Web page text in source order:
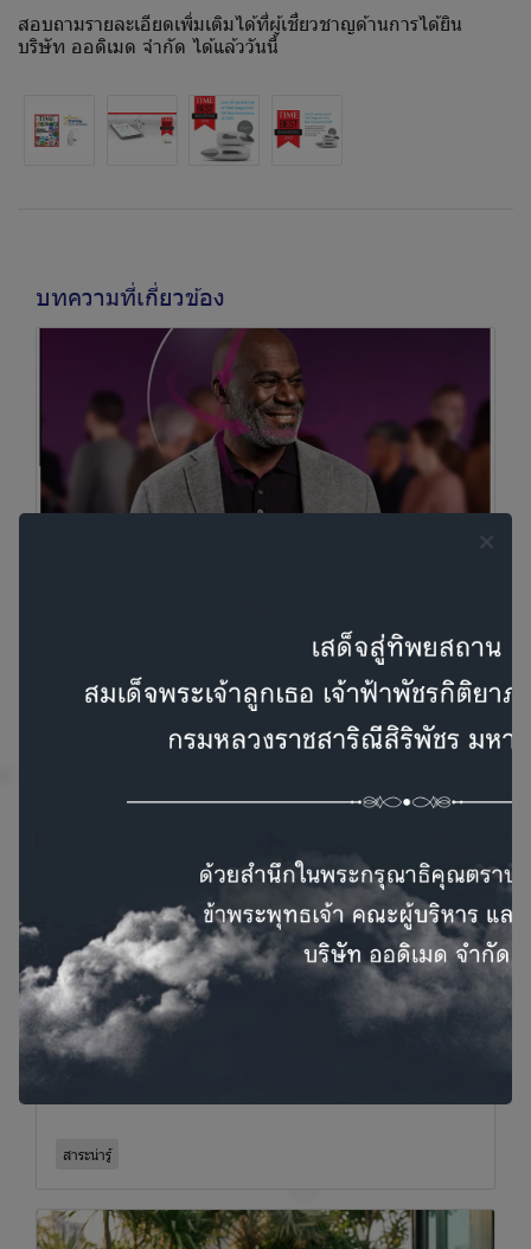
สอบถามรายละเอียดเพิ่มเติมได้ที่ผู้เชี่ยวชาญด้านการได้ยิน
บริษัท ออดิเมด จำกัด ได้แล้ววันนี้
บทความที่เกี่ยวข้อง
โรคประสาทหูเสื่อม
ประสาทหูเสื่อม คือ เส้นประสาทที่ทำหน้าที่ส่งเสียงจาก
หูไปยังสมอง มันเริ่มเสื่อม ทำให้เราได้ยินเสียงเบาลง
สาระน่ารู้